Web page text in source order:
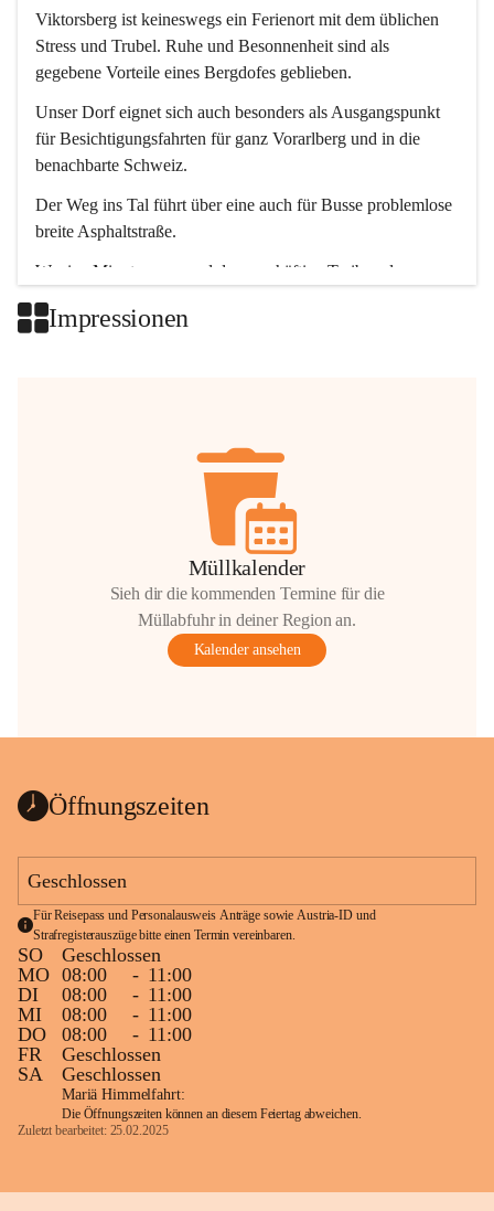
Viktorsberg ist keineswegs ein Ferienort mit dem üblichen
Stress und Trubel. Ruhe und Besonnenheit sind als
gegebene Vorteile eines Bergdofes geblieben.
Unser Dorf eignet sich auch besonders als Ausgangspunkt
für Besichtigungsfahrten für ganz Vorarlberg und in die
benachbarte Schweiz.
Der Weg ins Tal führt über eine auch für Busse problemlose
breite Asphaltstraße.
Wenige Minuten nur, und das geschäftige Treiben der
Impressionen
Müllkalender
Sieh dir die kommenden Termine für die
Müllabfuhr in deiner Region an.
Kalender ansehen
Öffnungszeiten
Geschlossen
Für Reisepass und Personalausweis Anträge sowie Austria-ID und
Strafregisterauszüge bitte einen Termin vereinbaren.
SO
Geschlossen
MO 08:00 - 11:00
DI
08:00 - 11:00
MI
08:00 - 11:00
DO
08:00 - 11:00
FR
Geschlossen
SA
Geschlossen
Mariä Himmelfahrt:
Die Öffnungszeiten können an diesem Feiertag abweichen.
Zuletzt bearbeitet: 25.02.2025